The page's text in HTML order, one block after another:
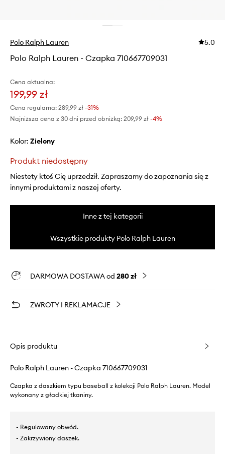
Polo Ralph Lauren 5.0
Polo Ralph Lauren - Czapka 710667709031
Cena aktualna:
199,99 zł
Cena regularna: 289,99 zł -31%
Najniższa cena z 30 dni przed obniżką: 209,99 zł -4%
Kolor: zielony
Produkt niedostępny
Niestety ktoś Cię uprzedził. Zapraszamy do zapoznania się z
innymi produktami z naszej oferty.
Inne z tej kategorii
Wszystkie produkty Polo Ralph Lauren
DARMOWA DOSTAWA od 280 zł
ZWROTY I REKLAMACJE
Opis produktu
Polo Ralph Lauren - Czapka 710667709031
Czapka z daszkiem typu baseball z kolekcji Polo Ralph Lauren. Model
wykonany z gładkiej tkaniny.
- Regulowany obwód.
- Zakrzywiony daszek.